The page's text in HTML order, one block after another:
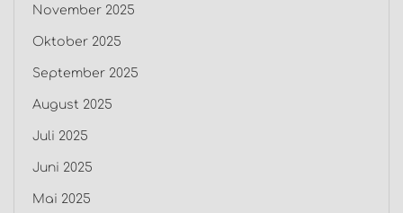
November 2025
Oktober 2025
September 2025
August 2025
Juli 2025
Juni 2025
Mai 2025